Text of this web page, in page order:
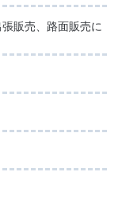
販売、路面販売に